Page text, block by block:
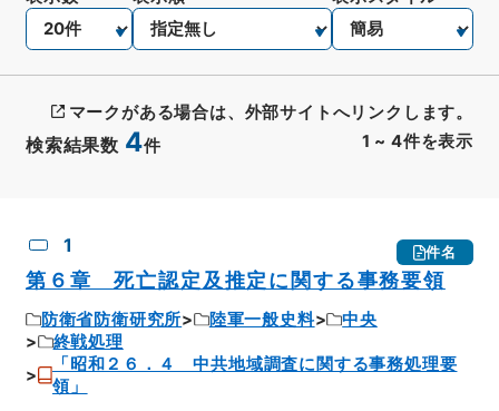
検索結果数 4件 1 ~ 4件を表示
マークがある場合は、外部サイトへリンクします。
1 件名
第６章 死亡認定及推定に関する事務要領
防衛省防衛研究所 陸軍一般史料
中央
終戦処理
「昭和２６．４ 中共地域調査に関する事務処理要
領」